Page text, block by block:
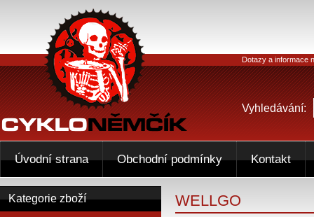
WELLGO
Kategorie zboží
Dotazy a informace
Vyhledávání:
Úvodní strana Obchodní podmínky Kontakt